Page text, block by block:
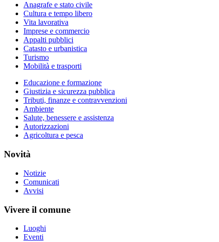
Anagrafe e stato civile
Cultura e tempo libero
Vita lavorativa
Imprese e commercio
Appalti pubblici
Catasto e urbanistica
Turismo
Mobilità e trasporti
Educazione e formazione
Giustizia e sicurezza pubblica
Tributi, finanze e contravvenzioni
Ambiente
Salute, benessere e assistenza
Autorizzazioni
Agricoltura e pesca
Novità
Notizie
Comunicati
Avvisi
Vivere il comune
Luoghi
Eventi